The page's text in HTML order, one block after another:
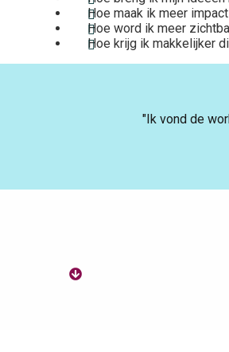
Hoe maak ik meer
Hoe word ik meer
Hoe krijg ik makkelijker
"Ik vond de